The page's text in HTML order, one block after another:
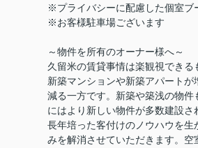
※プライバシーに配慮した個室ブ
※お客様駐車場ございます
～物件を所有のオーナー様へ～
久留米の賃貸事情は楽観視できる
新築マンションや新築アパートが
減る一方です。新築や築浅の物件
にはより新しい物件が多数建設さ
長年培った客付けのノウハウを生
みを解消させていただきます。空